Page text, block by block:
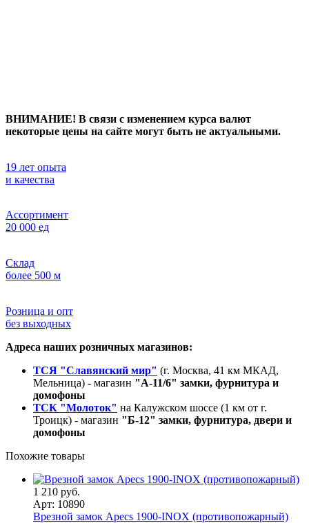
ВНИМАНИЕ! В связи с изменением курса валют
некоторые цены на сайте могут быть не актуальными.
19 лет опыта
и качества
Ассортимент
20 000 ед
Склад
более 500 м
Розница и опт
без выходных
Адреса наших розничных магазинов:
ТСЯ "Славянский мир" (г. Москва, 41 км МКАД,
Мельница) - магазин "А-11/6" замки, фурнитура и
домофоны
ТСК "Молоток" на Калужском шоссе (1 км от г.
Троицк) - магазин "Б-12" замки, фурнитура, двери и
домофоны
Похожие товары
1 210 руб.
Арт: 10890
Врезной замок Apecs 1900-INOX (противопожарный)